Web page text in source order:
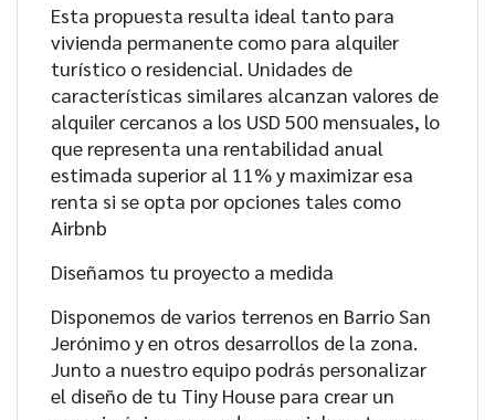
Esta propuesta resulta ideal tanto para
vivienda permanente como para alquiler
turístico o residencial. Unidades de
características similares alcanzan valores de
alquiler cercanos a los USD 500 mensuales, lo
que representa una rentabilidad anual
estimada superior al 11% y maximizar esa
renta si se opta por opciones tales como
Airbnb
Diseñamos tu proyecto a medida
Disponemos de varios terrenos en Barrio San
Jerónimo y en otros desarrollos de la zona.
Junto a nuestro equipo podrás personalizar
el diseño de tu Tiny House para crear un